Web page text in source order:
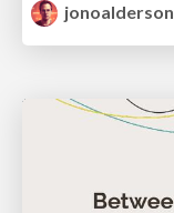
jonoalderson